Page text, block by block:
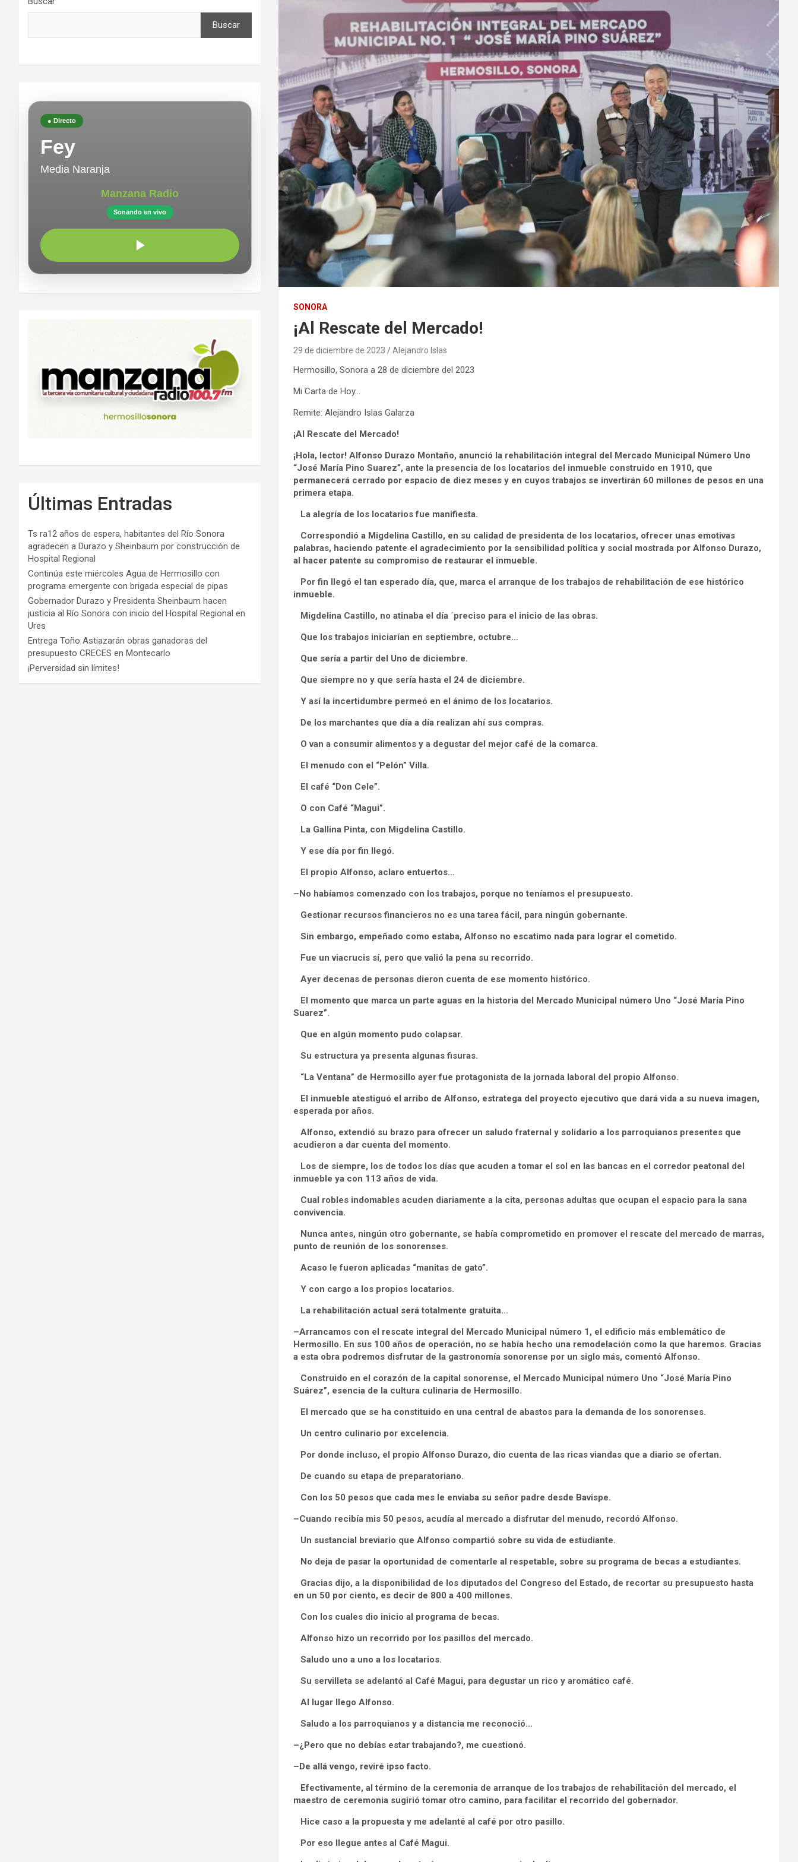
SONORA
¡Al Rescate del Mercado!
29 de diciembre de 2023 Alejandro Islas
Hermosillo, Sonora a 28 de diciembre del 2023
Mi Carta de Hoy…
Remite: Alejandro Islas Galarza
¡Al Rescate del Mercado!
¡Hola, lector! Alfonso Durazo Montaño, anunció la rehabilitación integral del Mercado Municipal Número Uno
“José María Pino Suarez”, ante la presencia de los locatarios del inmueble construido en 1910, que
permanecerá cerrado por espacio de diez meses y en cuyos trabajos se invertirán 60 millones de pesos en una
primera etapa.
La alegría de los locatarios fue manifiesta.
Correspondió a Migdelina Castillo, en su calidad de presidenta de los locatarios, ofrecer unas emotivas
palabras, haciendo patente el agradecimiento por la sensibilidad política y social mostrada por Alfonso Durazo,
al hacer patente su compromiso de restaurar el inmueble.
Por fin llegó el tan esperado día, que, marca el arranque de los trabajos de rehabilitación de ese histórico
inmueble.
Migdelina Castillo, no atinaba el día ´preciso para el inicio de las obras.
Que los trabajos iniciarían en septiembre, octubre…
Que sería a partir del Uno de diciembre.
Que siempre no y que sería hasta el 24 de diciembre.
Y así la incertidumbre permeó en el ánimo de los locatarios.
De los marchantes que día a día realizan ahí sus compras.
O van a consumir alimentos y a degustar del mejor café de la comarca.
El menudo con el “Pelón” Villa.
El café “Don Cele”.
O con Café “Magui”.
La Gallina Pinta, con Migdelina Castillo.
Y ese día por fin llegó.
El propio Alfonso, aclaro entuertos…
–No habíamos comenzado con los trabajos, porque no teníamos el presupuesto.
Gestionar recursos financieros no es una tarea fácil, para ningún gobernante.
Sin embargo, empeñado como estaba, Alfonso no escatimo nada para lograr el cometido.
Fue un viacrucis sí, pero que valió la pena su recorrido.
Ayer decenas de personas dieron cuenta de ese momento histórico.
El momento que marca un parte aguas en la historia del Mercado Municipal número Uno “José María Pino
Suarez”.
Que en algún momento pudo colapsar.
Su estructura ya presenta algunas fisuras.
“La Ventana” de Hermosillo ayer fue protagonista de la jornada laboral del propio Alfonso.
El inmueble atestiguó el arribo de Alfonso, estratega del proyecto ejecutivo que dará vida a su nueva imagen,
esperada por años.
Alfonso, extendió su brazo para ofrecer un saludo fraternal y solidario a los parroquianos presentes que
acudieron a dar cuenta del momento.
Los de siempre, los de todos los días que acuden a tomar el sol en las bancas en el corredor peatonal del
inmueble ya con 113 años de vida.
Cual robles indomables acuden diariamente a la cita, personas adultas que ocupan el espacio para la sana
convivencia.
Nunca antes, ningún otro gobernante, se había comprometido en promover el rescate del mercado de marras,
punto de reunión de los sonorenses.
Acaso le fueron aplicadas “manitas de gato”.
Y con cargo a los propios locatarios.
La rehabilitación actual será totalmente gratuita…
–Arrancamos con el rescate integral del Mercado Municipal número 1, el edificio más emblemático de
Hermosillo. En sus 100 años de operación, no se había hecho una remodelación como la que haremos. Gracias
a esta obra podremos disfrutar de la gastronomía sonorense por un siglo más, comentó Alfonso.
Construido en el corazón de la capital sonorense, el Mercado Municipal número Uno “José María Pino
Suárez”, esencia de la cultura culinaria de Hermosillo.
El mercado que se ha constituido en una central de abastos para la demanda de los sonorenses.
Un centro culinario por excelencia.
Por donde incluso, el propio Alfonso Durazo, dio cuenta de las ricas viandas que a diario se ofertan.
De cuando su etapa de preparatoriano.
Con los 50 pesos que cada mes le enviaba su señor padre desde Bavispe.
–Cuando recibía mis 50 pesos, acudía al mercado a disfrutar del menudo, recordó Alfonso.
Un sustancial breviario que Alfonso compartió sobre su vida de estudiante.
No deja de pasar la oportunidad de comentarle al respetable, sobre su programa de becas a estudiantes.
Gracias dijo, a la disponibilidad de los diputados del Congreso del Estado, de recortar su presupuesto hasta
en un 50 por ciento, es decir de 800 a 400 millones.
Con los cuales dio inicio al programa de becas.
Alfonso hizo un recorrido por los pasillos del mercado.
Saludo uno a uno a los locatarios.
Su servilleta se adelantó al Café Magui, para degustar un rico y aromático café.
Al lugar llego Alfonso.
Saludo a los parroquianos y a distancia me reconoció…
–¿Pero que no debías estar trabajando?, me cuestionó.
–De allá vengo, reviré ipso facto.
Efectivamente, al término de la ceremonia de arranque de los trabajos de rehabilitación del mercado, el
maestro de ceremonia sugirió tomar otro camino, para facilitar el recorrido del gobernador.
Hice caso a la propuesta y me adelanté al café por otro pasillo.
Por eso llegue antes al Café Magui.
Buscar
● Directo
Fey
Media Naranja
Manzana Radio
Sonando en vivo
Últimas Entradas
Ts ra12 años de espera, habitantes del Río Sonora
agradecen a Durazo y Sheinbaum por construcción de
Hospital Regional
Continúa este miércoles Agua de Hermosillo con
programa emergente con brigada especial de pipas
Gobernador Durazo y Presidenta Sheinbaum hacen
justicia al Río Sonora con inicio del Hospital Regional en
Ures
Entrega Toño Astiazarán obras ganadoras del
presupuesto CRECES en Montecarlo
¡Perversidad sin límites!